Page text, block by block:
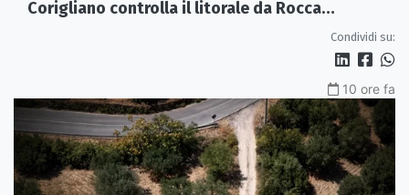
Corigliano controlla il litorale da Rocca
Condividi su:
10 ore fa